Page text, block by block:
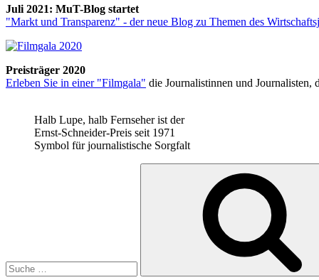
Juli 2021: MuT-Blog startet
"Markt und Transparenz" - der neue Blog zu Themen des
Preisträger 2020
Erleben Sie in einer "Filmgala" die Journalistinnen und Journalisten,
Halb Lupe, halb Fernseher ist der
Ernst-Schneider-Preis seit 1971
Symbol für journalistische Sorgfalt